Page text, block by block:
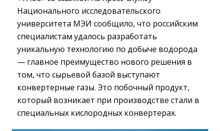
Национального исследовательского
университета МЭИ сообщило, что российским
специалистам удалось разработать
уникальную технологию по добыче водорода
— главное преимущество нового решения в
том, что сырьевой базой выступают
конвертерные газы. Это побочный продукт,
который возникает при производстве стали в
специальных кислородных конвертерах.